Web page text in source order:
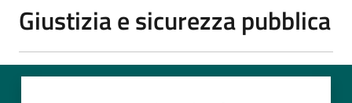
Giustizia e sicurezza pubblica